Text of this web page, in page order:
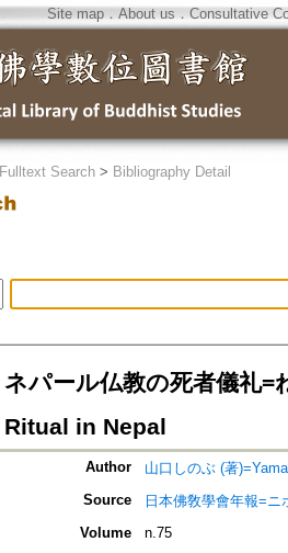
Site map．About us ． Consultative
Fulltext Search > Bibliography Detail
ネパール仏教の死者儀礼
Ritual in Nepal
Author
山口しのぶ (著
Source
日本佛敎學會年報=
Volume
n.75